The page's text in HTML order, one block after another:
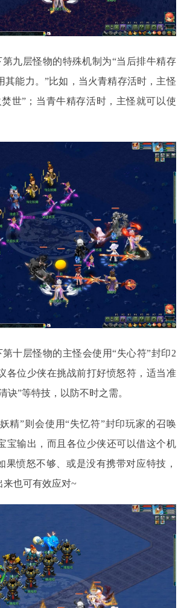
第九层怪物的特殊机制为“当后排牛精存
其能力。”比如，当火青精存活时，主怪
世”；当青牛精存活时，主怪就可以使
第十层怪物的主怪会使用“失心符”封印2
各位少侠在挑战前打好愤怒符，适当准
诀”等特技，以防不时之需。
精”则会使用“失忆符”封印玩家的召唤
宝输出，而且各位少侠还可以借这个机
果愤怒不够、或是没有携带对应特技，
来也可有效应对~